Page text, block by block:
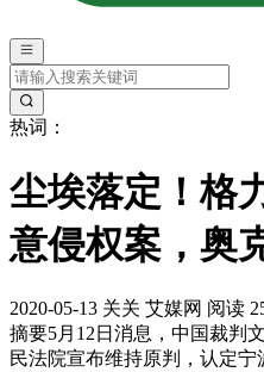
热词：
尘埃落定！格
意侵权案，奥
2020-05-13 关关 艾媒网 阅读
摘要5月12日消息，中国裁判
民法院宣布维持原判，认定